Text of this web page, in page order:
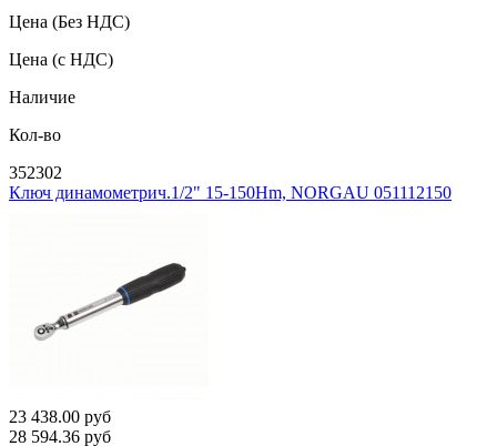
Цена (Без НДС)
Цена (с НДС)
Наличие
Кол-во
352302
Ключ динамометрич.1/2" 15-150Hm, NORGAU 051112150
23 438.00 руб
28 594.36 руб